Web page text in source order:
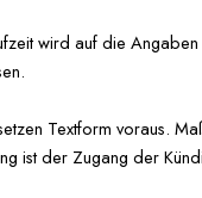
wird auf die
Textform voraus.
ist der Zugang der